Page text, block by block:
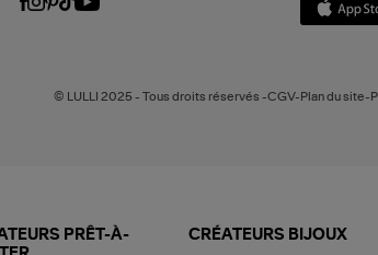
© LULLI 2025 - Tous droits réservés -CGV-Plan du
PRÊT-À-
CRÉATEURS BIJOUX